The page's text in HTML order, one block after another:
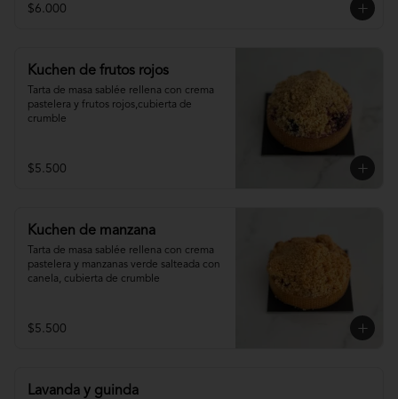
$6.000
Kuchen de frutos rojos
Tarta de masa sablée rellena con crema
pastelera y frutos rojos,cubierta de
crumble
$5.500
Kuchen de manzana
Tarta de masa sablée rellena con crema
pastelera y manzanas verde salteada con
canela, cubierta de crumble
$5.500
Lavanda y guinda